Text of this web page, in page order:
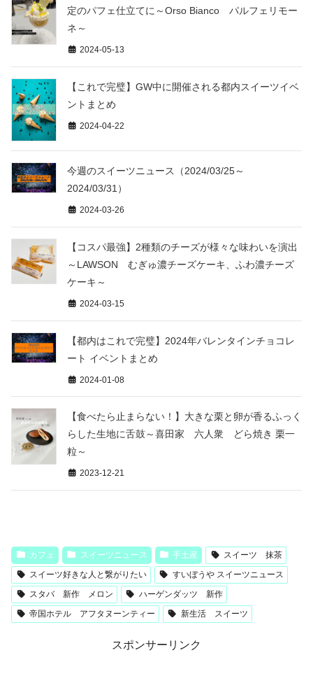
定のパフェ仕立てに～Orso Bianco パルフェリモー
ネ～
2024-05-13
【これで完璧】GW中に開催される都内スイーツイベ
ントまとめ
2024-04-22
今週のスイーツニュース（2024/03/25～
2024/03/31）
2024-03-26
【コスパ最強】2種類のチーズが様々な味わいを演出
～LAWSON むぎゅ濃チーズケーキ、ふわ濃チーズ
ケーキ～
2024-03-15
【都内はこれで完璧】2024年バレンタインチョコレ
ート イベントまとめ
2024-01-08
【食べたら止まらない！】大きな栗と卵が香るふっく
らした生地に舌鼓～喜田家 六人衆 どら焼き 栗一
粒～
2023-12-21
カフェ スイーツニュース 手土産
スイーツ 抹茶
スイーツ好きな人と繋がりたい
すいぼうや スイーツニュース
スタバ 新作 メロン
ハーゲンダッツ 新作
帝国ホテル アフタヌーンティー
新生活 スイーツ
スポンサーリンク